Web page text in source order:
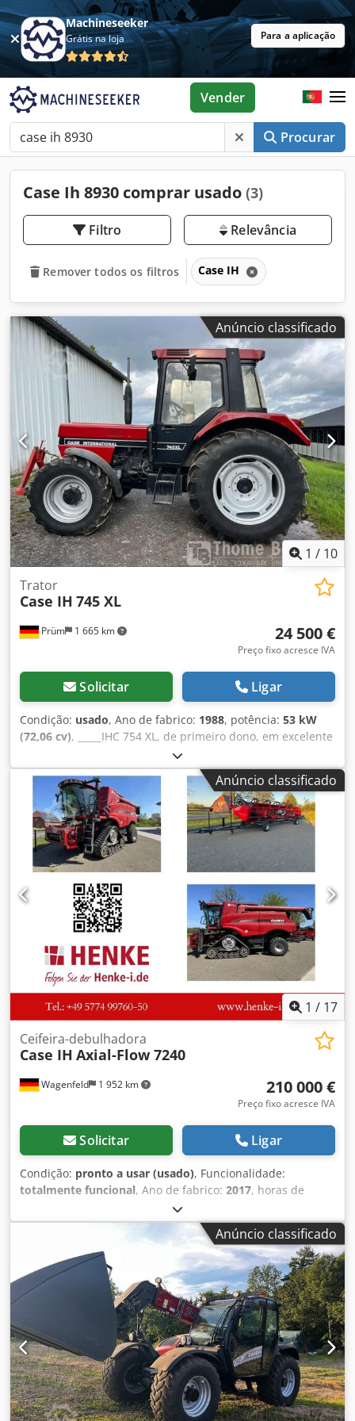
Machineseeker
Grátis na loja Para a aplicação
Procurar
Vender
Case Ih 8930 comprar usado (3)
Filtro Relevância
Remover todos os filtros Case IH
Anúncio classificado
1 / 10
Prüm 1 665 km
Trator
Case IH 745 XL
24 500 €
Preço fixo acresce IVA
Solicitar Ligar
Condição: usado, Ano de fabrico: 1988, potência: 53 kW
(72,06 cv), _____IHC 754 XL, de primeiro dono, em excelente
estado. Horas de utilização: aproximadamente 8.600. Ano
de fabricação: 1988. Elevação dianteira. Tomada de força
dianteira. Caixa de velocidades de 30 km/h. Preço:
24.500,00 euros, sem IVA. Localização: [informação
ausente]. Crsdpfxozdmuto Abisf
Anúncio classificado
1 / 17
Wagenfeld 1 952 km
Ceifeira-debulhadora
Case IH Axial-Flow 7240
210 000 €
Preço fixo acresce IVA
Solicitar Ligar
Condição: pronto a usar (usado), Funcionalidade:
totalmente funcional, Ano de fabrico: 2017, horas de
, potência:
de combustível:diesel, velocidade máxima:30 km/h,
07/2017, próxima inspeção (TÜV):
, tamanho do pneu traseiro:500/85 R24, número
da máquina/veículo:
YHG233775, Equipamento:
acoplamento de reboque, ar condicionado, cabina,
cortador de colza, iluminação, Em nome de um titular
autorizado, oferecemos o seguinte artigo usado para
venda: Colheitadeira Case-IH AF 7240 com rotor ST Número
de chassis: YHG233775 Rotor ST longitudinal Versão de 30
km/h 6 cilindros Potência: 366 kW (497 cv) Rodas
dianteiras: esteira de borracha suspensa 610mm Rodas
traseiras: 500/85 R24 Pacote de faróis de trabalho HID
Anúncio classificado